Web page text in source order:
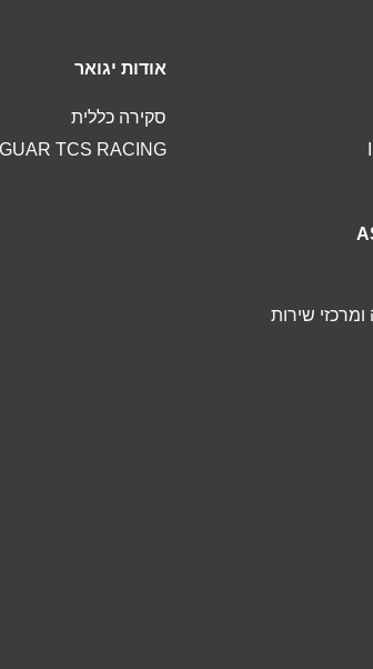
שירות
אודות יגואר
סקירה כללית
TCS RACING